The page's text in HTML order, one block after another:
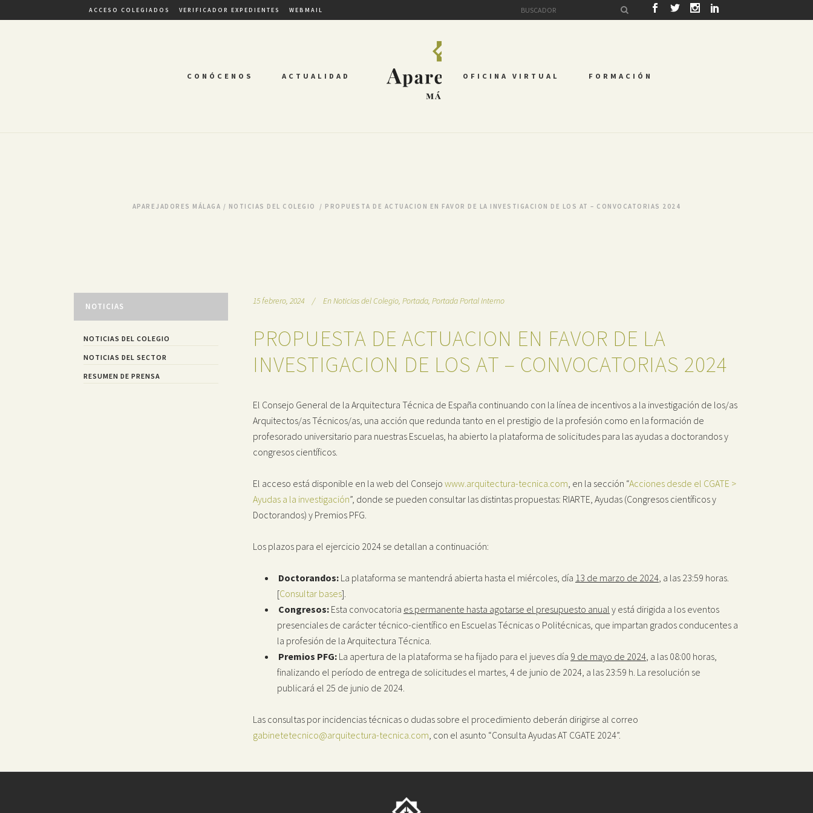
ACCESO COLEGIADOS VERIFICADOR EXPEDIENTES WEBMAIL
CONÓCENOS ACTUALIDAD OFICINA VIRTUAL FORMACIÓN
APAREJADORES MÁLAGA / NOTICIAS DEL COLEGIO / PROPUESTA DE ACTUACION EN FAVOR DE LA INVESTIGACION DE LOS AT – CONVOCATORIAS 2024
NOTICIAS
NOTICIAS DEL COLEGIO
NOTICIAS DEL SECTOR
RESUMEN DE PRENSA
15 febrero, 2024 EnNoticias del Colegio, Portada, Portada Portal Interno
PROPUESTA DE ACTUACION EN FAVOR DE LA
INVESTIGACION DE LOS AT – CONVOCATORIAS 2024
El Consejo General de la Arquitectura Técnica de España continuando con la línea de incentivos a la investigación de los/as
Arquitectos/as Técnicos/as, una acción que redunda tanto en el prestigio de la profesión como en la formación de
profesorado universitario para nuestras Escuelas, ha abierto la plataforma de solicitudes para las ayudas a doctorandos y
congresos científicos.
El acceso está disponible en la web del Consejo www.arquitectura-tecnica.com, en la sección “Acciones desde el CGATE >
Ayudas a la investigación”, donde se pueden consultar las distintas propuestas: RIARTE, Ayudas (Congresos científicos y
Doctorandos) y Premios PFG.
Los plazos para el ejercicio 2024 se detallan a continuación:
Doctorandos: La plataforma se mantendrá abierta hasta el miércoles, día 13 de marzo de 2024, a las 23:59 horas.
[Consultar bases].
Congresos: Esta convocatoria es permanente hasta agotarse el presupuesto anual y está dirigida a los eventos
presenciales de carácter técnico-científico en Escuelas Técnicas o Politécnicas, que impartan grados conducentes a
la profesión de la Arquitectura Técnica.
Premios PFG: La apertura de la plataforma se ha fijado para el jueves día 9 de mayo de 2024, a las 08:00 horas,
finalizando el período de entrega de solicitudes el martes, 4 de junio de 2024, a las 23:59 h. La resolución se
publicará el 25 de junio de 2024.
Las consultas por incidencias técnicas o dudas sobre el procedimiento deberán dirigirse al correo
gabinetetecnico@arquitectura-tecnica.com, con el asunto “Consulta Ayudas AT CGATE 2024”.